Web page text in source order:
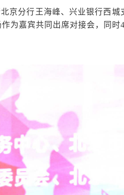
京分行王海峰、兴业银行西
嘉宾共同出席对接会，同时